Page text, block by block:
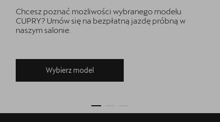
Chcesz poznać możliwości wybranego modelu
CUPRY? Umów się na bezpłatną jazdę próbną w
naszym salonie.
Wybierz model